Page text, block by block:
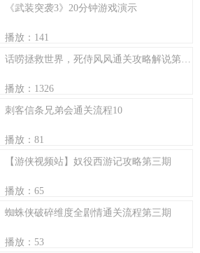
《武装突袭3》20分钟游戏演示
播放：141
话唠拯救世界，死侍风风通关攻略解说第二期！
播放：1326
刺客信条兄弟会通关流程10
播放：81
【游侠视频站】奴役西游记攻略第三期
播放：65
蜘蛛侠破碎维度全剧情通关流程第三期
播放：53